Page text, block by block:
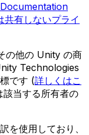
Documentation
共有しないプライ
の他の Unity の商
Technologies
です (詳しくはこ
当する所有者の
を使用しており、